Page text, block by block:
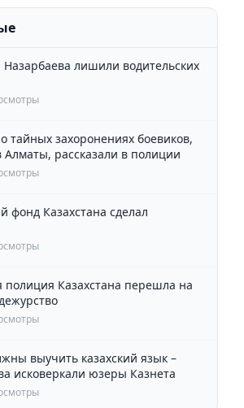
Назарбаева лишили водительских
тайных захоронениях боевиков,
Алматы, рассказали в полиции
фонд Казахстана сделал
полиция Казахстана перешла на
выучить казахский язык –
исковеркали юзеры Казнета